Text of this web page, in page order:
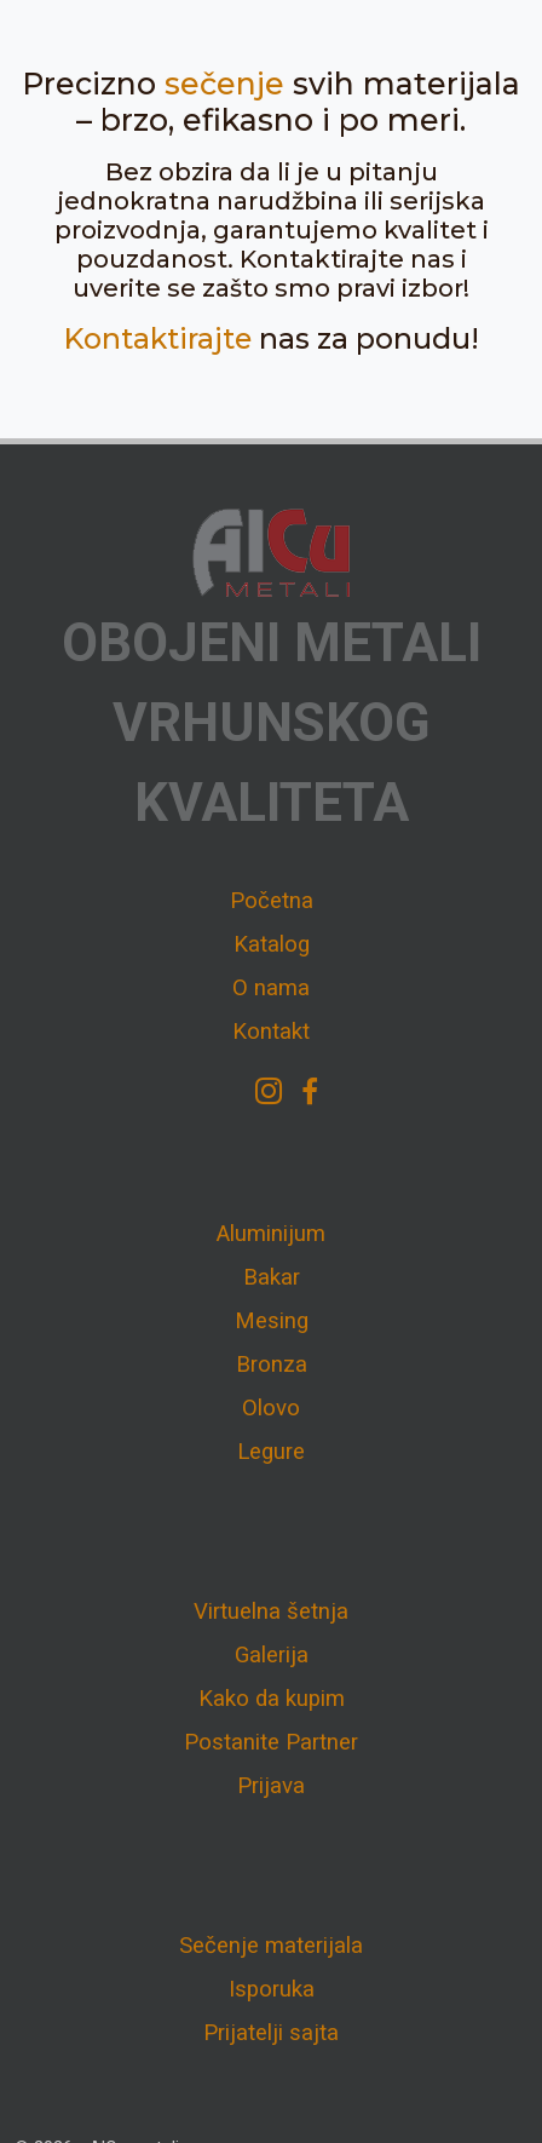
Precizno sečenje svih materijala
– brzo, efikasno i po meri.
Bez obzira da li je u pitanju
jednokratna narudžbina ili serijska
proizvodnja, garantujemo kvalitet i
pouzdanost. Kontaktirajte nas i
uverite se zašto smo pravi izbor!
Kontaktirajtenas za ponudu!
OBOJENI METALI
VRHUNSKOG
KVALITETA
Početna
Katalog
O nama
Kontakt
Aluminijum
Bakar
Mesing
Bronza
Olovo
Legure
Virtuelna šetnja
Galerija
Kako da kupim
Postanite Partner
Prijava
Sečenje materijala
Isporuka
Prijatelji sajta